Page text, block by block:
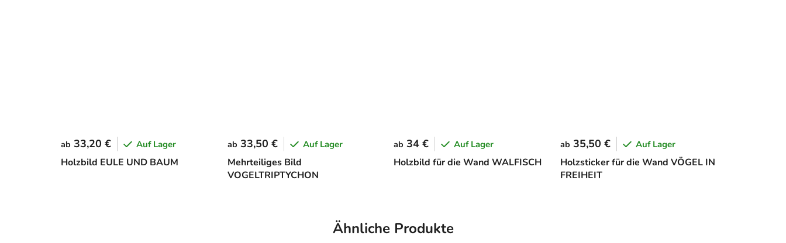
Holzbild EULE UND BAUM
ab 33,20 € Auf Lager
Mehrteiliges Bild
VOGELTRIPTYCHON
ab 33,50 € Auf Lager
Holzbild für die Wand WALFISCH
ab 34 € Auf Lager
Holzsticker für die Wand VÖGEL IN
FREIHEIT
ab 35,50 € Auf Lager
Ähnliche Produkte